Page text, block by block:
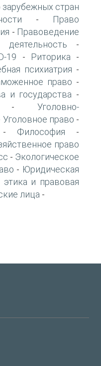
стран
-
Право
- Правоведение
деятельность -
19 - Риторика -
психиатрия -
право -
и государства -
Уголовно-
Уголовное право -
Философия -
право
- Экологическое
- Юридическая
и правовая
лица -